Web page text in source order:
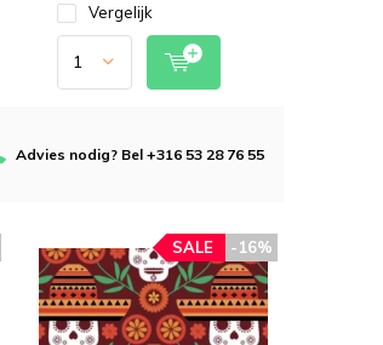
Vergelijk
Advies nodig? Bel +316 53 28 76 55
-16%
SALE